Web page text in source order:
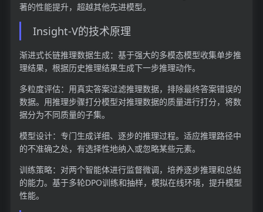
著的性能提升，超越其他先进模型。
Insight-V的技术原理
渐进式长链推理数据生成：基于强大的多模态模型收集单步推
理结果，根据历史推理结果生成下一步推理动作。
多粒度评估：用真实答案过滤推理数据，排除最终答案错误的
数据。用推理步骤打分模型对推理数据的质量进行打分，将数
据分为不同质量的子集。
模型设计：专门生成详细、逐步的推理过程。适应推理路径中
的不准确之处，有选择性地纳入或忽略某些元素。
训练策略：对两个智能体进行监督微调，培养逐步推理和总结
的能力。基于多轮DPO训练和抽样，模拟在线环境，提升模型
性能。